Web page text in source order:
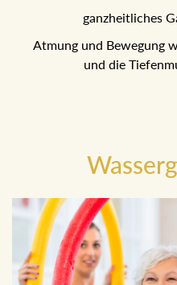
ganzheitliches
Atmung und Bewegung
und die